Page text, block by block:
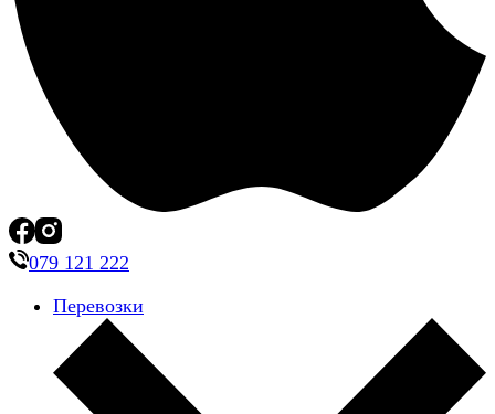
079 121 222
Перевозки